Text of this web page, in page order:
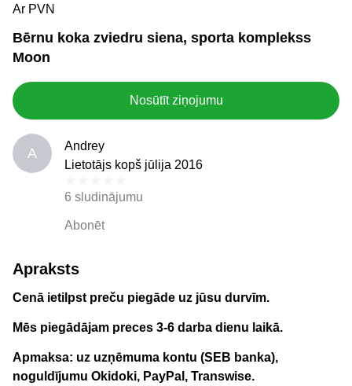
Ar PVN
Bērnu koka zviedru siena, sporta komplekss
Moon
Nosūtīt ziņojumu
A
Andrey
Lietotājs kopš jūlija 2016
6 sludinājumu
Abonēt
Apraksts
Cenā ietilpst preču piegāde uz jūsu durvīm.
Mēs piegādājam preces 3-6 darba dienu laikā.
Apmaksa: uz uzņēmuma kontu (SEB banka),
noguldījumu Okidoki, PayPal, Transwise.